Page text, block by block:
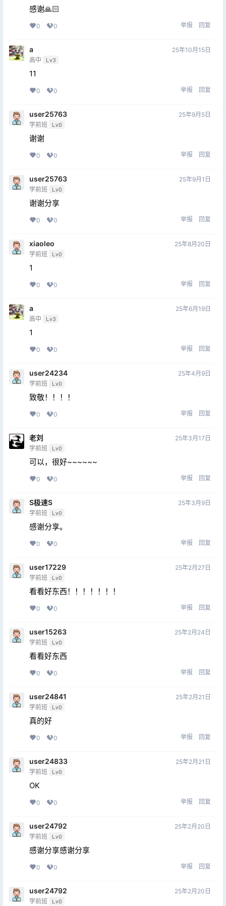
感谢🙏🏻
0 0 举报 回复
a
高中 Lv3
25年10月15日
11
0 0 举报 回复
user25763
学前班 Lv0
25年9月5日
谢谢
0 0 举报 回复
user25763
学前班 Lv0
25年9月1日
谢谢分享
0 0 举报 回复
xiaoleo
学前班 Lv0
25年8月20日
1
0 0 举报 回复
a
高中 Lv3
25年6月19日
1
0 0 举报 回复
user24234
学前班 Lv0
25年4月9日
致敬！！！！
0 0 举报 回复
老刘
学前班 Lv0
25年3月17日
可以，很好~~~~~~
0 0 举报 回复
S极速S
学前班 Lv0
25年3月9日
感谢分享。
0 0 举报 回复
user17229
学前班 Lv0
25年2月27日
看看好东西！！！！！！！
0 0 举报 回复
user15263
学前班 Lv0
25年2月24日
看看好东西
0 0 举报 回复
user24841
学前班 Lv0
25年2月21日
真的好
0 0 举报 回复
user24833
学前班 Lv0
25年2月21日
OK
0 0 举报 回复
user24792
学前班 Lv0
25年2月20日
感谢分享感谢分享
0 0 举报 回复
user24792
学前班 Lv0
25年2月20日